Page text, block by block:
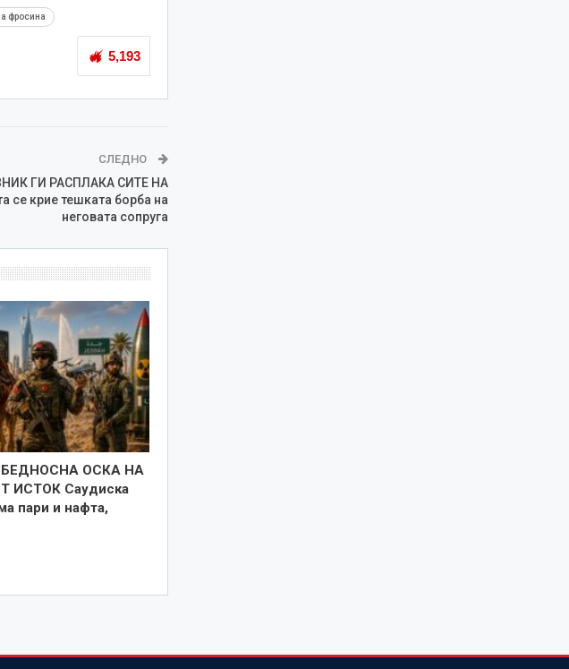
фросина
5,193
СЛЕДНО
ГИ РАСПЛAКА СИТЕ НА
се крие тешката борба на
неговата сопруга
ОСКА НА
ИСТОК Саудиска
пари и нафта,